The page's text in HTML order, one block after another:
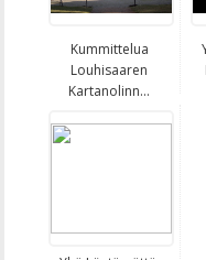
Kummittelua
Louhisaaren
Kartanolinn...